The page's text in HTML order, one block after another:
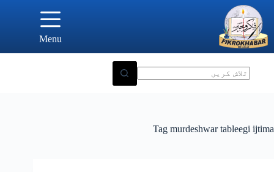
content
Menu
Tag murdeshwar tableegi ijtima